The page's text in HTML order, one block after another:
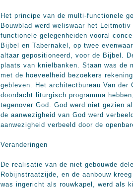
Het principe van de multi-functionele
Bouwblad werd weliswaar het
functionele gelegenheiden vooral
Bijbel en Tabernakel, op twee
altaar gepositioneerd, voor de Bijbel.
plaats van knielbanken. Staan was de
met de hoeveelheid bezoekers
gebleven. Het architectbureau Van
doordacht liturgisch programma
tegenover God. God werd niet gezien
de aanwezigheid van God werd
aanwezigheid verbeeld door de
Veranderingen
De realisatie van de niet gebouwde
Robijnstraatzijde, en de aanbouw
was ingericht als rouwkapel, werd als